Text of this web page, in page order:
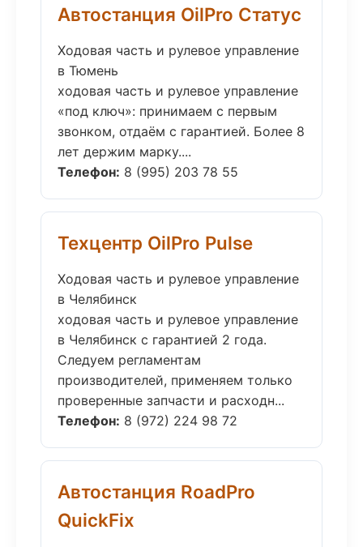
Автостанция OilPro Статус
Ходовая часть и рулевое управление
в Тюмень
ходовая часть и рулевое управление
«под ключ»: принимаем с первым
звонком, отдаём с гарантией. Более 8
лет держим марку....
Телефон: 8 (995) 203 78 55
Техцентр OilPro Pulse
Ходовая часть и рулевое управление
в Челябинск
ходовая часть и рулевое управление
в Челябинск с гарантией 2 года.
Следуем регламентам
производителей, применяем только
проверенные запчасти и расходн...
Телефон: 8 (972) 224 98 72
Автостанция RoadPro
QuickFix